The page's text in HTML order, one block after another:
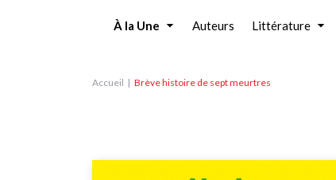
À la Une Auteurs Littérature
Accueil Brève histoire de sept meurtres